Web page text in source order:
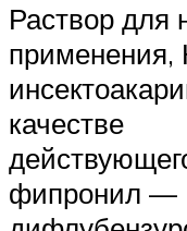
Раствор для
применения,
качестве
фипронил —